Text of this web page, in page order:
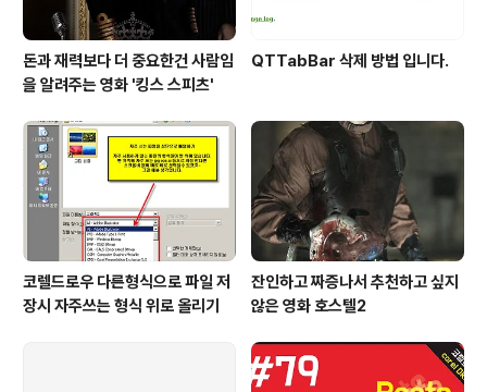
돈과 재력보다 더 중요한건 사람임
을 알려주는 영화 '킹스 스피츠'
QTTabBar 삭제 방법 입니다.
코렐드로우 다른형식으로 파일 저
장시 자주쓰는 형식 위로 올리기
잔인하고 짜증나서 추천하고 싶지
않은 영화 호스텔2